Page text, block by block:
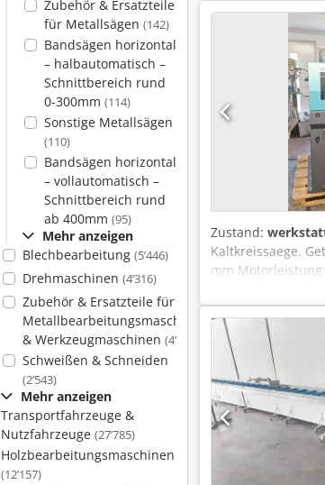
Zubehör & Ersatzteile
für Metallsägen (142)
Bandsägen horizontal
– halbautomatisch –
Schnittbereich rund
0-300mm (114)
Sonstige Metallsägen
(110)
Bandsägen horizontal
– vollautomatisch –
Schnittbereich rund
ab 400mm (95)
Mehr anzeigen
Blechbearbeitung (5’446)
Drehmaschinen (4’316)
Zubehör & Ersatzteile für
Metallbearbeitungsmaschinen
& Werkzeugmaschinen (4’083)
Schweißen & Schneiden
(2’543)
Mehr anzeigen
Transportfahrzeuge &
Nutzfahrzeuge (27’785)
Holzbearbeitungsmaschinen
(12’157)
Zustand:
Kaltkreissaege.
mm
mm/min Eilvor-/-
120 mm
min.: 10 x 10 mm
Besichtigung /
vorhanden.